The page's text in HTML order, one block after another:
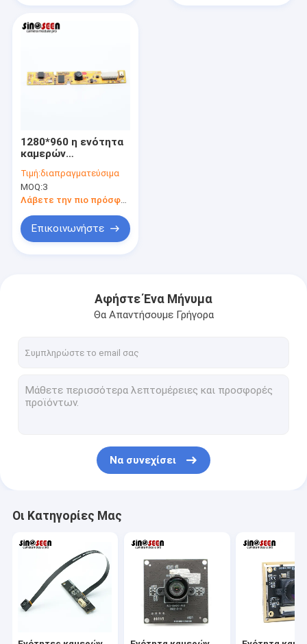
1280*960 η ενότητα
καμερών
60FPS HDR HD USB
καθόρισε τον
αισθητήρα εστίασης
Τιμή:διαπραγματεύσιμα
MOQ:3
Λάβετε την πιο πρόσφατη τιμή
Επικοινωνήστε
Αφήστε Ένα Μήνυμα
Θα Απαντήσουμε Γρήγορα
Να συνεχίσει
Οι Κατηγορίες Μας